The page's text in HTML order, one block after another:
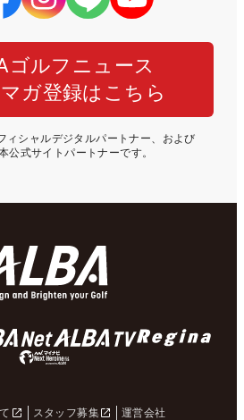
ゴルフニュース
ガ登録はこちら
ィシャルデジタルパートナー、および
公式サイトパートナーです。
スタッフ募集 運営会社